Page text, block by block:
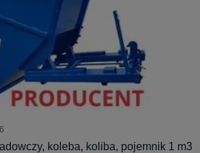
koleba, koliba, pojemnik 1 m3